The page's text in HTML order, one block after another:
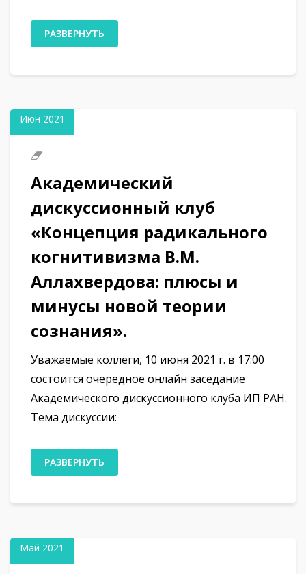
РАЗВЕРНУТЬ
Июн 2021
Академический
дискуссионный клуб
«Концепция радикального
когнитивизма В.М.
Аллахвердова: плюсы и
минусы новой теории
сознания».
Уважаемые коллеги, 10 июня 2021 г. в 17:00
состоится очередное онлайн заседание
Академического дискуссионного клуба ИП РАН.
Тема дискуссии:
РАЗВЕРНУТЬ
Май 2021